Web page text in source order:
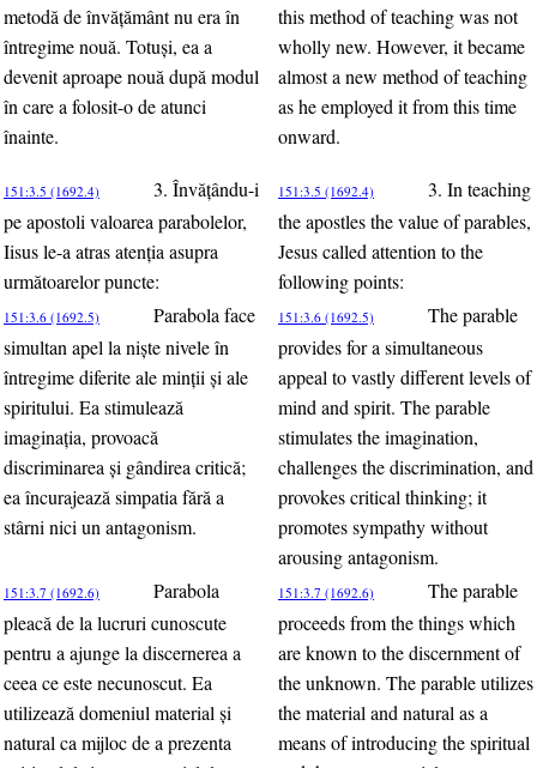
metodă de învăţământ nu era în
întregime nouă. Totuşi, ea a
devenit aproape nouă după modul
în care a folosit-o de atunci
înainte.
this method of teaching was not
wholly new. However, it became
almost a new method of teaching
as he employed it from this time
onward.
151:3.5 (1692.4)
3. Învăţându-i
pe apostoli valoarea parabolelor,
Iisus le-a atras atenţia asupra
următoarelor puncte:
151:3.5 (1692.4)
3. In teaching
the apostles the value of parables,
Jesus called attention to the
following points:
151:3.6 (1692.5)
Parabola face
simultan apel la nişte nivele în
întregime diferite ale minţii şi ale
spiritului. Ea stimulează
imaginaţia, provoacă
discriminarea şi gândirea critică;
ea încurajează simpatia fără a
stârni nici un antagonism.
151:3.6 (1692.5)
The parable
provides for a simultaneous
appeal to vastly different levels of
mind and spirit. The parable
stimulates the imagination,
challenges the discrimination, and
provokes critical thinking; it
promotes sympathy without
arousing antagonism.
151:3.7 (1692.6)
Parabola
pleacă de la lucruri cunoscute
pentru a ajunge la discernerea a
ceea ce este necunoscut. Ea
utilizează domeniul material şi
natural ca mijloc de a prezenta
151:3.7 (1692.6)
The parable
proceeds from the things which
are known to the discernment of
the unknown. The parable utilizes
the material and natural as a
means of introducing the spiritual